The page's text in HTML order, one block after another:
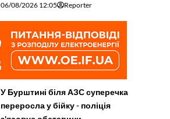
06/08/2026 12:05 Reporter
У Бурштині біля АЗС суперечка
переросла у бійку - поліція